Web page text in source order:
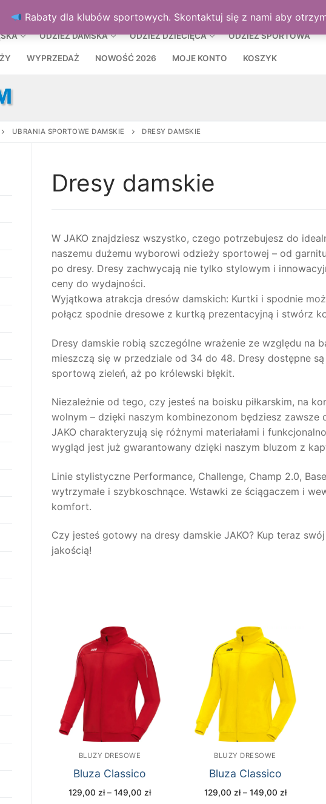
Rabaty dla klubów sportowych. Skontaktuj się z nami aby
ODZIEŻ DAMSKA ODZIEŻ DZIECIĘCA ODZIEŻ SPORTOWA
WYPRZEDAŻ NOWOŚĆ 2026 MOJE KONTO KOSZYK
UBRANIA SPORTOWE DAMSKIE DRESY DAMSKIE
Dresy damskie
W JAKO znajdziesz wszystko, czego potrzebujesz do
naszemu dużemu wyborowi odzieży sportowej – od
po dresy. Dresy zachwycają nie tylko stylowym i
ceny do wydajności.
Wyjątkowa atrakcja dresów damskich: Kurtki i spodnie
połącz spodnie dresowe z kurtką prezentacyjną i stwórz
Dresy damskie robią szczególne wrażenie ze względu na
mieszczą się w przedziale od 34 do 48. Dresy dostępne
sportową zieleń, aż po królewski błękit.
Niezależnie od tego, czy jesteś na boisku piłkarskim, na
wolnym – dzięki naszym kombinezonom będziesz
JAKO charakteryzują się różnymi materiałami i
wygląd jest już gwarantowany dzięki naszym bluzom z
Linie stylistyczne Performance, Challenge, Champ 2.0,
wytrzymałe i szybkoschnące. Wstawki ze ściągaczem i
komfort.
Czy jesteś gotowy na dresy damskie JAKO? Kup teraz
jakością!
BLUZY DRESOWE
Bluza Classico
129,00 zł – 149,00 złZakres
BLUZY DRESOWE
Bluza Classico
129,00 zł – 149,00 złZakres